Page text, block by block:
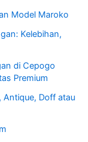
Model Maroko
Kelebihan,
di Cepogo
Premium
Antique, Doff atau